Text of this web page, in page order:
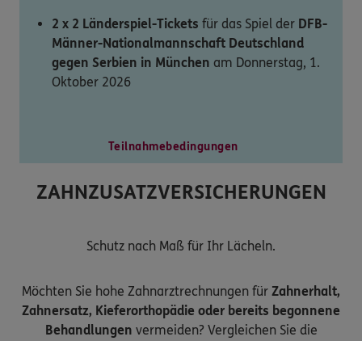
2 x 2 Länderspiel-Tickets für das Spiel der DFB-
Männer-Nationalmannschaft Deutschland
gegen Serbien in München am Donnerstag, 1.
Oktober 2026
Teilnahmebedingungen
ZAHNZUSATZVERSICHERUNGEN
Schutz nach Maß für Ihr Lächeln.
Möchten Sie hohe Zahnarztrechnungen für Zahnerhalt,
Zahnersatz, Kieferorthopädie oder bereits begonnene
Behandlungen vermeiden? Vergleichen Sie die